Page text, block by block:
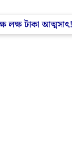
লক্ষ টাকা